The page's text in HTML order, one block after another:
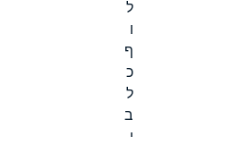
ל
ו
ף
כ
ל
ב
י